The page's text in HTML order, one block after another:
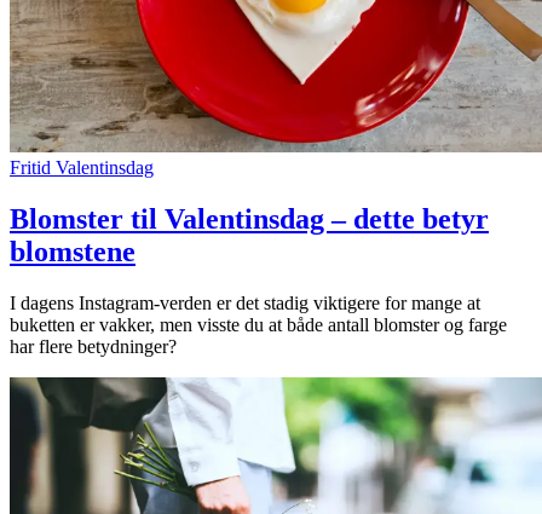
Fritid Valentinsdag
Blomster til Valentinsdag – dette betyr
blomstene
I dagens Instagram-verden er det stadig viktigere for mange at
buketten er vakker, men visste du at både antall blomster og farge
har flere betydninger?